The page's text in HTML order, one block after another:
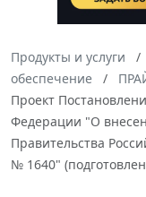
Продукты и услуги
обеспечение
Проект
Федерации "О
Правительства
№ 1640"